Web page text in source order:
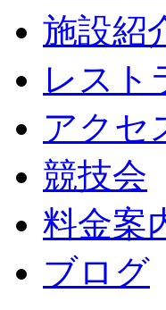
施設紹
レスト
アクセ
競技会
料金案
ブログ